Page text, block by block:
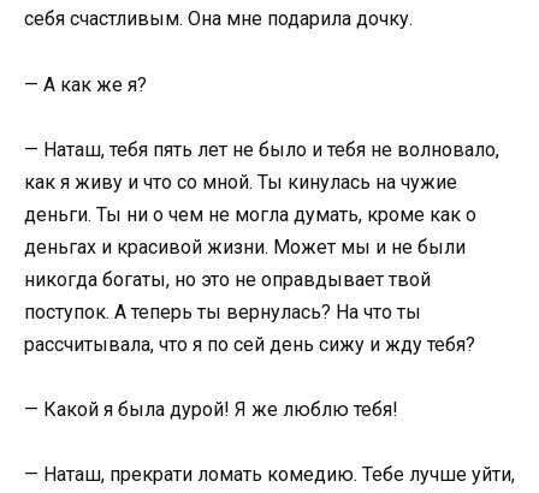
себя счастливым. Она мне подарила дочку.
— А как же я?
— Наташ, тебя пять лет не было и тебя не волновало,
как я живу и что со мной. Ты кинулась на чужие
деньги. Ты ни о чем не могла думать, кроме как о
деньгах и красивой жизни. Может мы и не были
никогда богаты, но это не оправдывает твой
поступок. А теперь ты вернулась? На что ты
рассчитывала, что я по сей день сижу и жду тебя?
— Какой я была дурой! Я же люблю тебя!
— Наташ, прекрати ломать комедию. Тебе лучше уйти,